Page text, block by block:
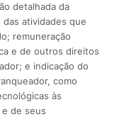
detalhada da
atividades que
remuneração
e de outros direitos
e indicação do
como
às
de seus